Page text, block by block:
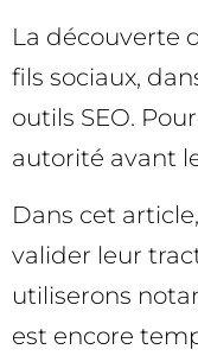
La découverte
fils sociaux,
outils SEO.
autorité avant
Dans cet
valider leur
utiliserons
est encore